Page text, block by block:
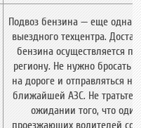
Подвоз бензина — еще одна
выездного техцентра.
бензина осуществляется
региону. Не нужно бросать
на дороге и отправляться
ближайшей АЗС. Не тратьте
ожидании того, что
проезжающих водителей